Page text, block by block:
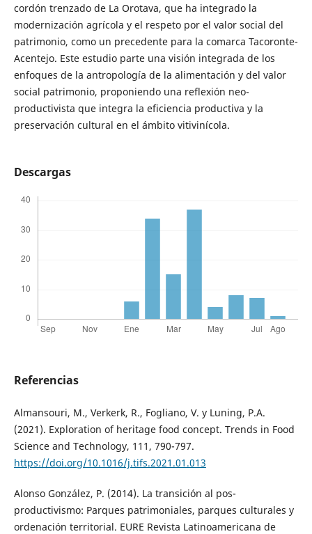
cordón trenzado de La Orotava, que ha integrado la
modernización agrícola y el respeto por el valor social del
patrimonio, como un precedente para la comarca Tacoronte-
Acentejo. Este estudio parte una visión integrada de los
enfoques de la antropología de la alimentación y del valor
social patrimonio, proponiendo una reflexión neo-
productivista que integra la eficiencia productiva y la
preservación cultural en el ámbito vitivinícola.
Descargas
Referencias
Almansouri, M., Verkerk, R., Fogliano, V. y Luning, P.A.
(2021). Exploration of heritage food concept. Trends in Food
Science and Technology, 111, 790-797.
https://doi.org/10.1016/j.tifs.2021.01.013
Alonso González, P. (2014). La transición al pos-
productivismo: Parques patrimoniales, parques culturales y
ordenación territorial. EURE Revista Latinoamericana de